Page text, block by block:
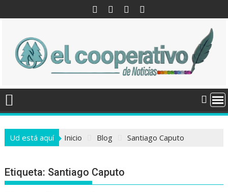
al
Ud está aquí Inicio Blog Santiago Caputo
Etiqueta: Santiago Caputo